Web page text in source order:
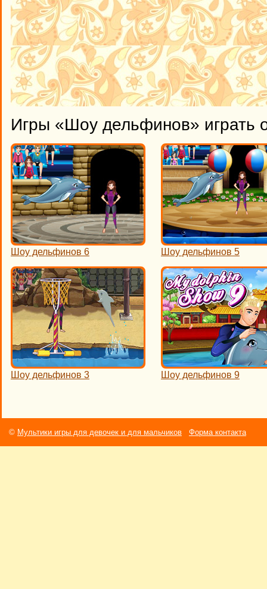
Игры «Шоу дельфинов» играть
Шоу дельфинов 6 Шоу дельфинов 5
Шоу дельфинов 3 Шоу дельфинов 9
© Мультики игры для девочек и для мальчиков Форма контакта